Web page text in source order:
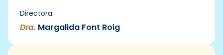
Directora:
Dra. Margalida Font Roig